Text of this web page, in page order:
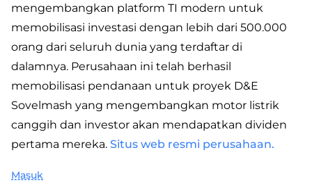
mengembangkan platform TI modern untuk
memobilisasi investasi dengan lebih dari 500.000
orang dari seluruh dunia yang terdaftar di
dalamnya. Perusahaan ini telah berhasil
memobilisasi pendanaan untuk proyek D&E
Sovelmash yang mengembangkan motor listrik
canggih dan investor akan mendapatkan dividen
pertama mereka. Situs web resmi perusahaan.
Masuk